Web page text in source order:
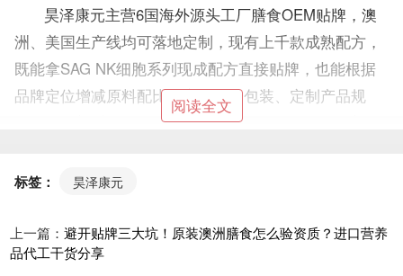
昊泽康元主营6国海外源头工厂膳食OEM贴牌，澳
洲、美国生产线均可落地定制，现有上千款成熟配方，
既能拿SAG NK细胞系列现成配方直接贴牌，也能根据
品牌定位增减原料配比、定制瓶身包装、定制产品规
格。针对新手创业者，提供小批量试单服务，降低新品
自建海外供应链。
情：https://www.1688oem.com/。
阅读全文
标签： 昊泽康元
上一篇： 避开贴牌三大坑！原装澳洲膳食怎么验资质？进口营养
品代工干货分享